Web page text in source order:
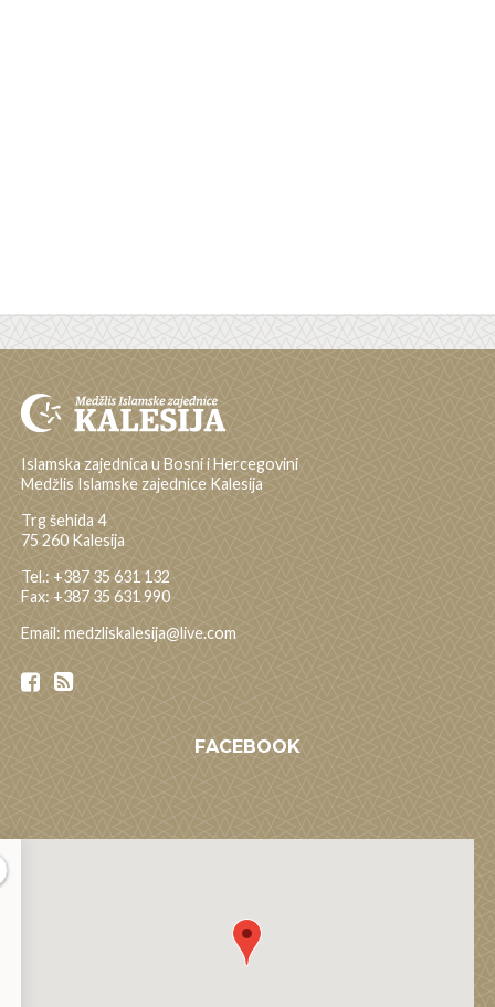
Islamska zajednica u Bosni i Hercegovini
Medžlis Islamske zajednice Kalesija
Trg šehida 4
75 260 Kalesija
Tel.: +387 35 631 132
Fax: +387 35 631 990
Email: medzliskalesija@live.com
FACEBOOK